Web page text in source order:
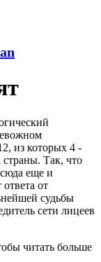
из которых 4 -
страны. Так, что
еще и
от
судьбы
сети лицеев
читать больше